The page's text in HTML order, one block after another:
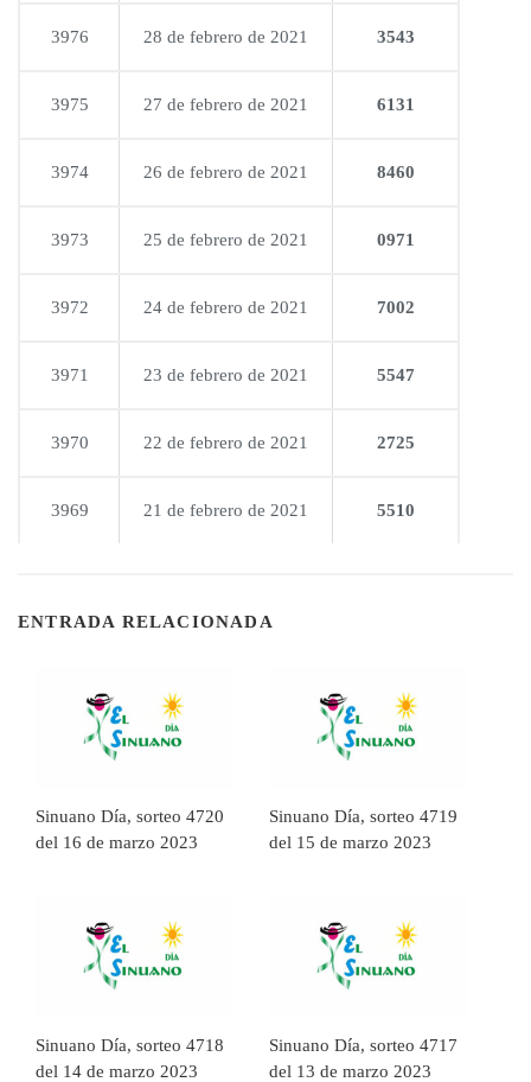
3976 28 de febrero de 2021 3543
3975 27 de febrero de 2021 6131
3974 26 de febrero de 2021 8460
3973 25 de febrero de 2021 0971
3972 24 de febrero de 2021 7002
3971 23 de febrero de 2021 5547
3970 22 de febrero de 2021 2725
3969 21 de febrero de 2021 5510
ENTRADA RELACIONADA
Sinuano Día, sorteo 4720
del 16 de marzo 2023
Sinuano Día, sorteo 4719
del 15 de marzo 2023
Sinuano Día, sorteo 4718
del 14 de marzo 2023
Sinuano Día, sorteo 4717
del 13 de marzo 2023